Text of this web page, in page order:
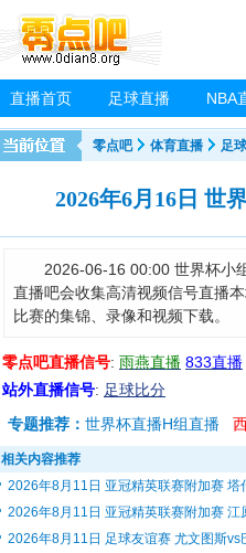
直播首页 足球直播 NBA
零点吧 体育直播 足
2026年6月16日 世
2026-06-16 00:00 世界杯小
直播吧会收集高清视频信号直播
比赛的集锦、录像和视频下载。
零点吧直播信号: 雨燕直播 833直播
站外直播信号: 足球比分
专题推荐： 世界杯直播H组直播
相关内容推荐
2026年8月11日 亚冠精英联赛附加赛 塔
2026年8月11日 亚冠精英联赛附加赛 江
2026年8月11日 足球友谊赛 尤文图斯vs